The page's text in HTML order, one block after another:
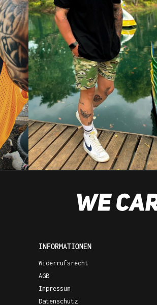
INFORMATIONEN
Widerrufsrecht
AGB
Impressum
Datenschutz